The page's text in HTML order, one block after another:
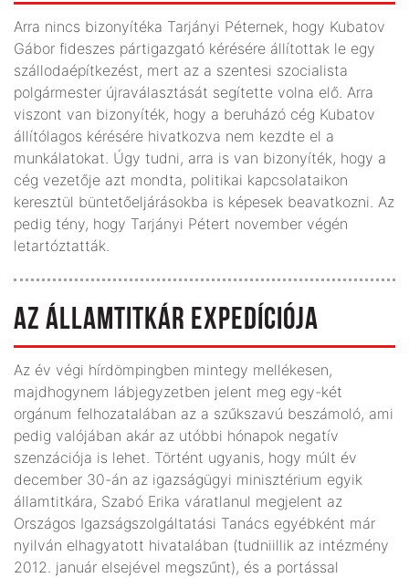
Arra nincs bizonyítéka Tarjányi Péternek, hogy Kubatov
Gábor fideszes pártigazgató kérésére állítottak le egy
szállodaépítkezést, mert az a szentesi szocialista
polgármester újraválasztását segítette volna elő. Arra
viszont van bizonyíték, hogy a beruházó cég Kubatov
állítólagos kérésére hivatkozva nem kezdte el a
munkálatokat. Úgy tudni, arra is van bizonyíték, hogy a
cég vezetője azt mondta, politikai kapcsolataikon
keresztül büntetőeljárásokba is képesek beavatkozni. Az
pedig tény, hogy Tarjányi Pétert november végén
letartóztatták.
AZ ÁLLAMTITKÁR EXPEDÍCIÓJA
Az év végi hírdömpingben mintegy mellékesen,
majdhogynem lábjegyzetben jelent meg egy-két
orgánum felhozatalában az a szűkszavú beszámoló, ami
pedig valójában akár az utóbbi hónapok negatív
szenzációja is lehet. Történt ugyanis, hogy múlt év
december 30-án az igazságügyi minisztérium egyik
államtitkára, Szabó Erika váratlanul megjelent az
Országos Igazságszolgáltatási Tanács egyébként már
nyilván elhagyatott hivatalában (tudniillik az intézmény
2012. január elsejével megszűnt), és a portással